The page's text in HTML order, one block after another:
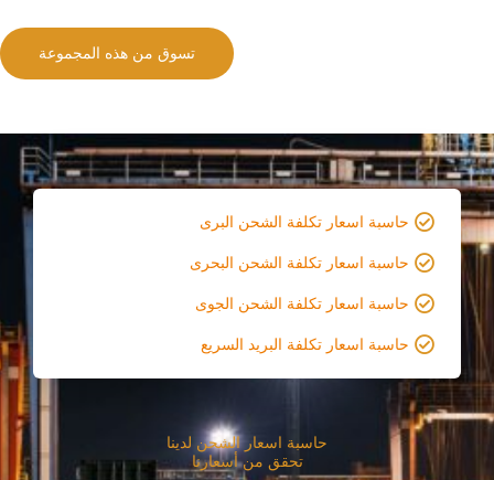
تسوق من هذه المجموعة
حاسبة اسعار تكلفة الشحن البرى
حاسبة اسعار تكلفة الشحن البحرى
حاسبة اسعار تكلفة الشحن الجوى
حاسبة اسعار تكلفة البريد السريع
حاسبة اسعار الشحن لدينا
تحقق من أسعارنا